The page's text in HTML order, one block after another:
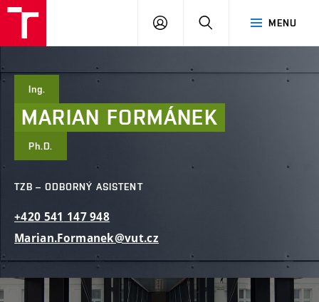
Brno
MENU
PŘIHLÁSIT
Ing.
MARIAN FORMÁNEK
Ph.D.
TZB – ODBORNÝ ASISTENT
+420 541 147948
Marian.Formanek@vut.cz